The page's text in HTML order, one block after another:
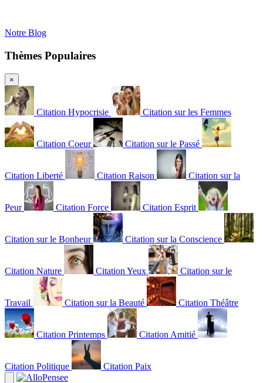
Notre Blog
Thèmes Populaires
×
Citation Hypocrisie Citation sur les Femmes
Citation Coeur Citation sur le Passé
Citation Liberté Citation Raison Citation sur la
Peur Citation Force Citation Esprit
Citation sur le Bonheur Citation sur la Conscience
Citation Nature Citation Yeux Citation sur le
Travail Citation sur la Beauté Citation Théâtre
Citation Printemps Citation Amitié
Citation Politique Citation Paix